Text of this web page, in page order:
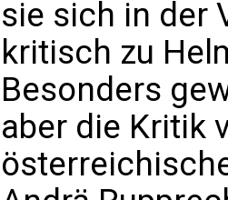
sie sich in der
kritisch zu
Besonders
aber die Kritik